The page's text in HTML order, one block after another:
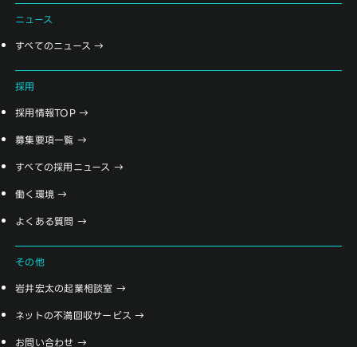
ニュース
すべてのニュース
採用
採用情報TOP
募集要項一覧
すべての採用ニュース
働く環境
よくある質問
その他
岩井宏太の起業相談室
ネットの不満回収サービス
お問い合わせ